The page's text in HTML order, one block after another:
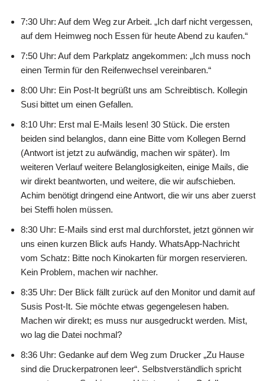
7:30 Uhr: Auf dem Weg zur Arbeit. „Ich darf nicht vergessen,
auf dem Heimweg noch Essen für heute Abend zu kaufen.“
7:50 Uhr: Auf dem Parkplatz angekommen: „Ich muss noch
einen Termin für den Reifenwechsel vereinbaren.“
8:00 Uhr: Ein Post-It begrüßt uns am Schreibtisch. Kollegin
Susi bittet um einen Gefallen.
8:10 Uhr: Erst mal E-Mails lesen! 30 Stück. Die ersten
beiden sind belanglos, dann eine Bitte vom Kollegen Bernd
(Antwort ist jetzt zu aufwändig, machen wir später). Im
weiteren Verlauf weitere Belanglosigkeiten, einige Mails, die
wir direkt beantworten, und weitere, die wir aufschieben.
Achim benötigt dringend eine Antwort, die wir uns aber zuerst
bei Steffi holen müssen.
8:30 Uhr: E-Mails sind erst mal durchforstet, jetzt gönnen wir
uns einen kurzen Blick aufs Handy. WhatsApp-Nachricht
vom Schatz: Bitte noch Kinokarten für morgen reservieren.
Kein Problem, machen wir nachher.
8:35 Uhr: Der Blick fällt zurück auf den Monitor und damit auf
Susis Post-It. Sie möchte etwas gegengelesen haben.
Machen wir direkt; es muss nur ausgedruckt werden. Mist,
wo lag die Datei nochmal?
8:36 Uhr: Gedanke auf dem Weg zum Drucker „Zu Hause
sind die Druckerpatronen leer“. Selbstverständlich spricht